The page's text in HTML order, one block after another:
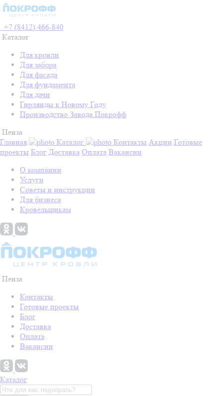
+7 (8412) 466-840
Каталог
Для кровли
Для забора
Для фасада
Для фундамента
Для дачи
Гирлянды к Новому Году
Производство Завода Покрофф
Пенза
Главная
Каталог Контакты Акции Готовые
проекты Блог Доставка Оплата Вакансии
О компании
Услуги
Советы и инструкции
Для бизнеса
Кровельщикам
Пенза
Контакты
Готовые проекты
Блог
Доставка
Оплата
Вакансии
Каталог